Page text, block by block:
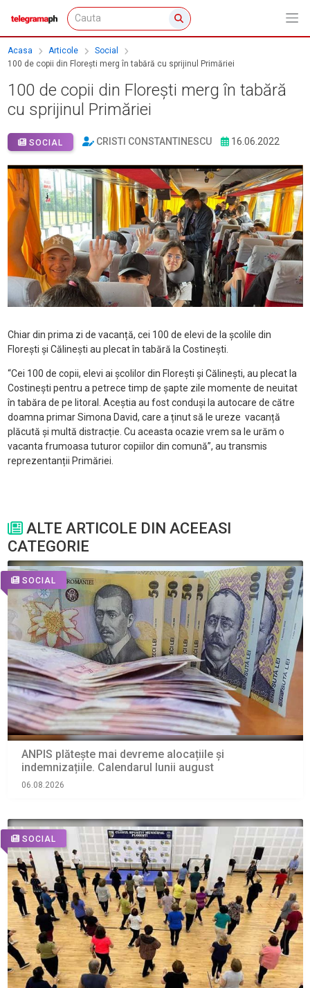
Acasa Articole
Social
100 de copii din Floreşti merg în tabără cu sprijinul Primăriei
100 de copii din Floreşti merg în tabără
cu sprijinul Primăriei
SOCIAL CRISTI CONSTANTINESCU 16.06.2022
Chiar din prima zi de vacanță, cei 100 de elevi de la şcolile din
Floreşti şi Călineşti au plecat în tabără la Costinești.
“Cei 100 de copii, elevi ai școlilor din Florești și Călinești, au plecat la
Costinești pentru a petrece timp de șapte zile momente de neuitat
în tabăra de pe litoral. Aceștia au fost conduși la autocare de către
doamna primar Simona David, care a ținut să le ureze vacanță
plăcută și multă distracție. Cu aceasta ocazie vrem sa le urăm o
vacanta frumoasa tuturor copiilor din comună”, au transmis
reprezentanții Primăriei.
ALTE ARTICOLE DIN ACEEASI
CATEGORIE
SOCIAL
ANPIS plătește mai devreme alocațiile și
indemnizațiile. Calendarul lunii august
06.08.2026
SOCIAL